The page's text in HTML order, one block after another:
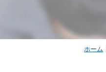
ホーム